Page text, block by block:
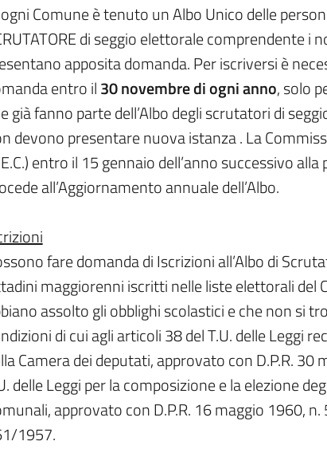
Comune è tenuto un Albo Unico delle
di seggio elettorale comprendente i
apposita domanda. Per iscriversi è
entro il30 novembre di ogni anno, solo
già fanno parte dell’Albo degli scrutatori di
devono presentare nuova istanza . La
entro il 15 gennaio dell’anno successivo
all’Aggiornamento annuale dell’Albo.
fare domanda di Iscrizioni all’Albo di
maggiorenni iscritti nelle liste elettorali del
assolto gli obblighi scolastici e che non si
di cui agli articoli 38 del T.U. delle Leggi
Camera dei deputati, approvato con D.P.R. 30
delle Leggi per la composizione e la elezione
approvato con D.P.R. 16 maggio 1960, n.
1957.